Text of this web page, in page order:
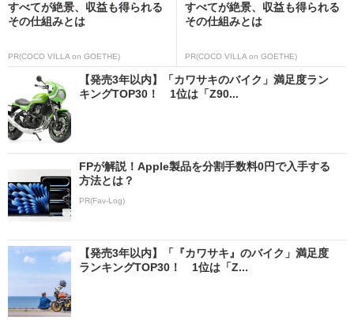
すべてが絶景、収益も得られる
その仕組みとは
PR(COCO VILLA on GOETHE)
すべてが絶景、収益も得られる
その仕組みとは
PR(COCO VILLA on GOETHE)
【発売3年以内】「カワサキのバイク」満足度ラン
キングTOP30！ 1位は「Z90...
FPが解説！Apple製品を分割手数料0円で入手する
方法とは？
PR(Fav-Log)
【発売3年以内】「『カワサキ』のバイク」満足度
ランキングTOP30！ 1位は「Z...